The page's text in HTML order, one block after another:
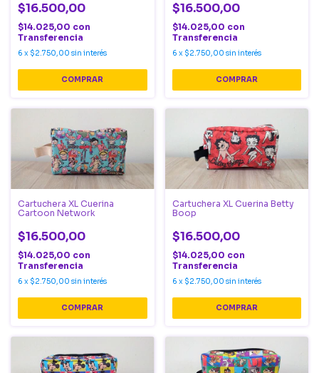
$16.500,00
$14.025,00 con
Transferencia
6 x $2.750,00 sin interés
$16.500,00
$14.025,00 con
Transferencia
6 x $2.750,00 sin interés
Cartuchera XL Cuerina
Cartoon Network
$16.500,00
$14.025,00 con
Transferencia
6 x $2.750,00 sin interés
Cartuchera XL Cuerina Betty
Boop
$16.500,00
$14.025,00 con
Transferencia
6 x $2.750,00 sin interés